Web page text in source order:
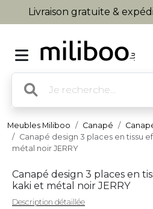
Livraison gratuite &
Meubles Miliboo Canapé
Canapé design 3 places en tissu
métal noir JERRY
Canapé design 3 places en
kaki et métal noir JERRY
Description détaillée